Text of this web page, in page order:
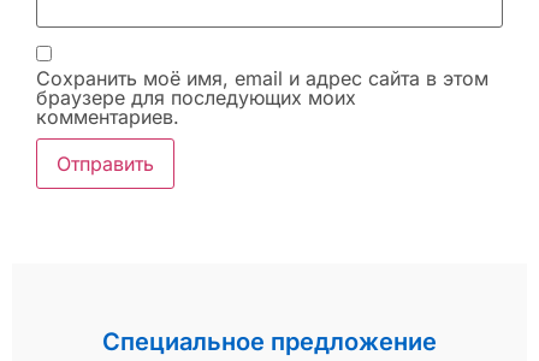
Сохранить моё имя, email и адрес сайта в этом
браузере для последующих моих
комментариев.
Специальное предложение